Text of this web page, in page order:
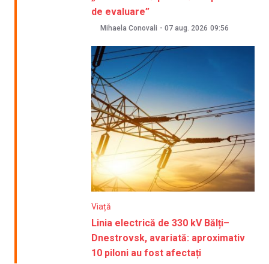
de evaluare”
Mihaela Conovali - 07 aug. 2026 09:56
Viață
Linia electrică de 330 kV Bălți–
Dnestrovsk, avariată: aproximativ
10 piloni au fost afectați